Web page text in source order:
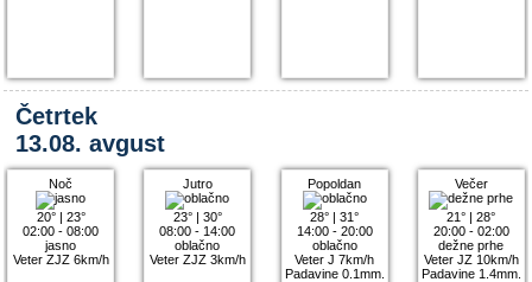
Četrtek
13.08. avgust
Noč
20°| 23°
02:00 - 08:00
jasno
Veter ZJZ 6km/h
Jutro
23°| 30°
08:00 - 14:00
oblačno
Veter ZJZ 3km/h
Popoldan
28° |31°
14:00 - 20:00
oblačno
Veter J 7km/h
Padavine 0.1mm.
Večer
21° |28°
20:00 - 02:00
dežne prhe
Veter JZ 10km/h
Padavine 1.4mm.